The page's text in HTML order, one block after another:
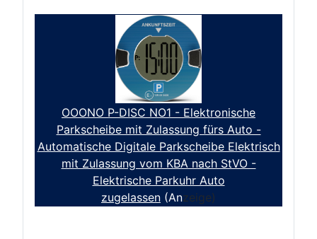
OOONO P-DISC NO1 - Elektronische
Parkscheibe mit Zulassung fürs Auto -
Automatische Digitale Parkscheibe Elektrisch
mit Zulassung vom KBA nach StVO -
Elektrische Parkuhr Auto
zugelassen (Anzeige)